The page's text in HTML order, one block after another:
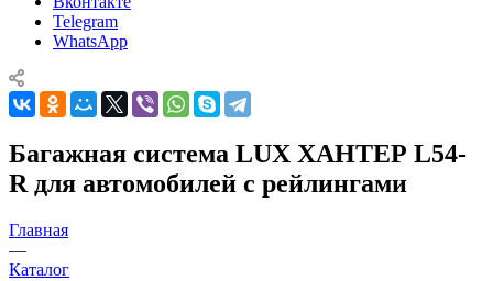
Telegram
WhatsApp
Багажная система LUX ХАНТЕР L54-
R для автомобилей с рейлингами
Главная
—
Каталог